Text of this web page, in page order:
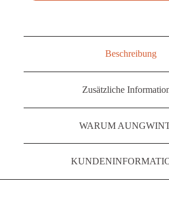
Beschreibung
Zusätzliche
WARUM